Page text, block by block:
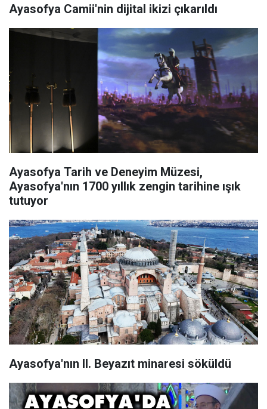
Ayasofya Camii'nin dijital ikizi çıkarıldı
Ayasofya Tarih ve Deneyim Müzesi,
Ayasofya'nın 1700 yıllık zengin tarihine ışık
tutuyor
Ayasofya'nın II. Beyazıt minaresi söküldü